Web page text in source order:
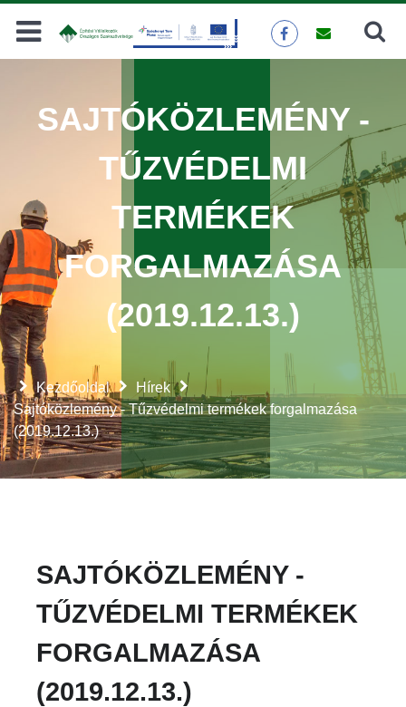
Keresés
Kezdőoldal
Hírek
Sajtóközlemény - Tűzvédelmi termékek forgalmazása
(2019.12.13.)
SAJTÓKÖZLEMÉNY -
TŰZVÉDELMI
TERMÉKEK
FORGALMAZÁSA
(2019.12.13.)
SAJTÓKÖZLEMÉNY -
TŰZVÉDELMI TERMÉKEK
FORGALMAZÁSA
(2019.12.13.)